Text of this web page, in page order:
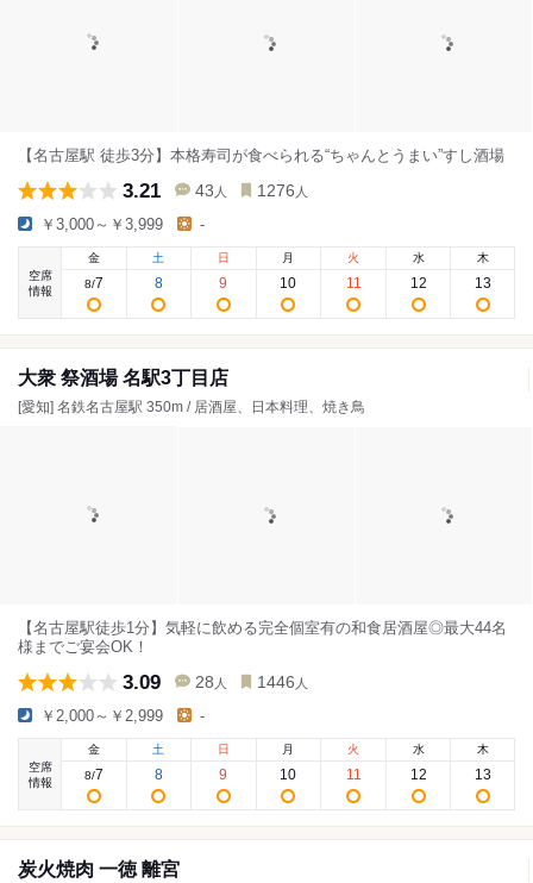
【名古屋駅 徒歩3分】本格寿司が食べられる“ちゃんとうまい”すし酒場
3.21 43 人 1276 人
￥3,000～￥3,999 -
空席
情報
金
8/7
土
8
日
9
月
10
火
11
水
12
木
13
大衆 祭酒場 名駅3丁目店
[愛知] 名鉄名古屋駅 350m / 居酒屋、日本料理、焼き鳥
【名古屋駅徒歩1分】気軽に飲める完全個室有の和食居酒屋◎最大44名
様までご宴会OK！
3.09 28 人 1446 人
￥2,000～￥2,999 -
空席
情報
金
8/7
土
8
日
9
月
10
火
11
水
12
木
13
炭火焼肉 一徳 離宮